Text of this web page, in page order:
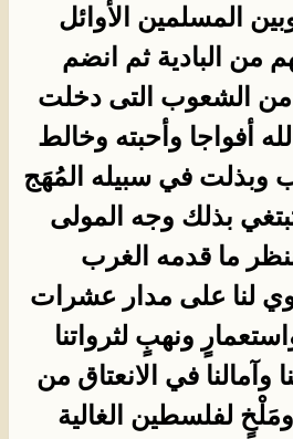
المسلمين الأوائل
من البادية ثم انضم
من الشعوب التى دخلت
أفواجا وأحبته وخالط
وبذلت في سبيله المُهَج
بذلك وجه المولى
ننظر ما قدمه الغرب
لنا على مدار عشرات
ونهبٍ لثرواتنا
وآمالنا في الانعتاق من
لفلسطين الغالية